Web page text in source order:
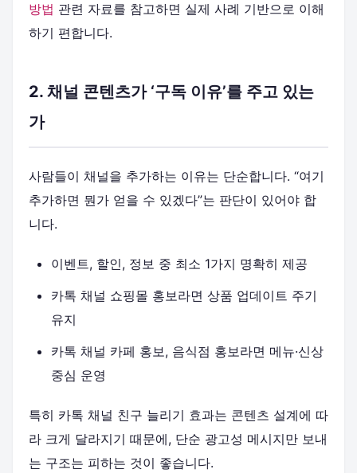
방법 관련 자료를 참고하면 실제 사례 기반으로 이해
하기 편합니다.
2. 채널 콘텐츠가 ‘구독 이유’를 주고 있는
가
사람들이 채널을 추가하는 이유는 단순합니다. “여기
추가하면 뭔가 얻을 수 있겠다”는 판단이 있어야 합
니다.
이벤트, 할인, 정보 중 최소 1가지 명확히 제공
카톡 채널 쇼핑몰 홍보라면 상품 업데이트 주기
유지
카톡 채널 카페 홍보, 음식점 홍보라면 메뉴·신상
중심 운영
특히 카톡 채널 친구 늘리기 효과는 콘텐츠 설계에 따
라 크게 달라지기 때문에, 단순 광고성 메시지만 보내
는 구조는 피하는 것이 좋습니다.